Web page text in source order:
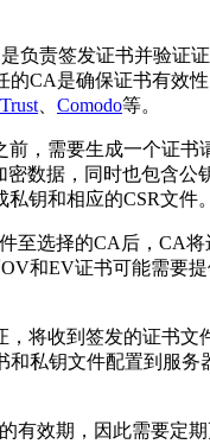
负责签发证书并验证
的CA是确保证书有效
Comodo等。
前，需要生成一个证书
密数据，同时也包含公
私钥和相应的CSR文件
至选择的CA后，CA
和EV证书可能需要
，将收到签发的证书文
和私钥文件配置到服务
有效期，因此需要定